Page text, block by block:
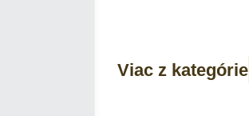
Viac z kategórie